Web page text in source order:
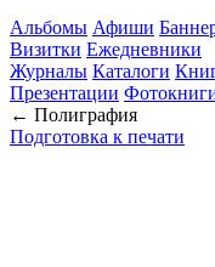
Альбомы Афиши
Визитки Ежедневники
Журналы Каталоги
Презентации
← Полиграфия
Подготовка к печати